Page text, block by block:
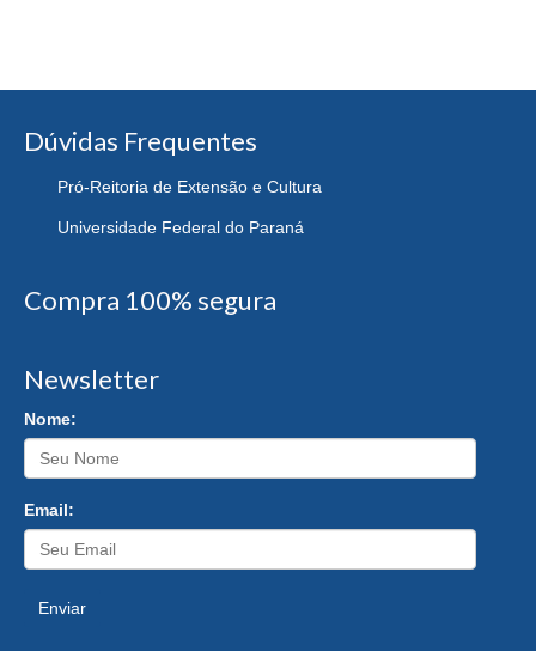
Dúvidas Frequentes
Pró-Reitoria de Extensão e Cultura
Universidade Federal do Paraná
Compra 100% segura
Newsletter
Nome:
Email:
Enviar